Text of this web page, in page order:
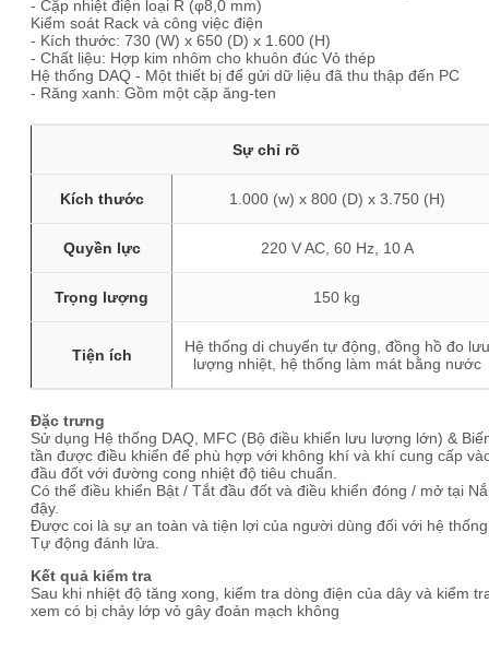
- Cặp nhiệt điện loại R (φ8,0 mm)
Kiểm soát Rack và công việc điện
- Kích thước: 730 (W) x 650 (D) x 1.600 (H)
- Chất liệu: Hợp kim nhôm cho khuôn đúc Vỏ thép
Hệ thống DAQ - Một thiết bị để gửi dữ liệu đã thu thập đến PC
- Răng xanh: Gồm một cặp ăng-ten
Sự chỉ rõ
Kích thước 1.000 (w) x 800 (D) x 3.750 (H)
Quyền lực 220 V AC, 60 Hz, 10 A
Trọng lượng 150 kg
Tiện ích
Hệ thống di chuyển tự động, đồng hồ đo lưu
lượng nhiệt, hệ thống làm mát bằng nước
Đặc trưng
Sử dụng Hệ thống DAQ, MFC (Bộ điều khiển lưu lượng lớn) &
tần được điều khiển để phù hợp với không khí và khí cung cấp
đầu đốt với đường cong nhiệt độ tiêu chuẩn.
Có thể điều khiển Bật / Tắt đầu đốt và điều khiển đóng / mở tại
đậy.
Được coi là sự an toàn và tiện lợi của người dùng đối với hệ thống
Tự động đánh lửa.
Kết quả kiểm tra
Sau khi nhiệt độ tăng xong, kiểm tra dòng điện của dây và kiểm
xem có bị chảy lớp vỏ gây đoản mạch không